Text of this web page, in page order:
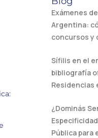
Exámenes
Argentina:
concursos y
Sífilis en el
bibliografía
Residencias
¿Dominás
Pública para